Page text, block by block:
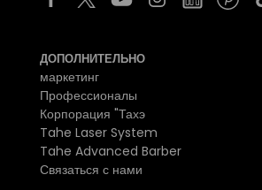
ДОПОЛНИТЕЛЬНО
маркетинг
Профессионалы
Корпорация "Тахэ
Tahe Laser System
Tahe Advanced Barber
Связаться с нами